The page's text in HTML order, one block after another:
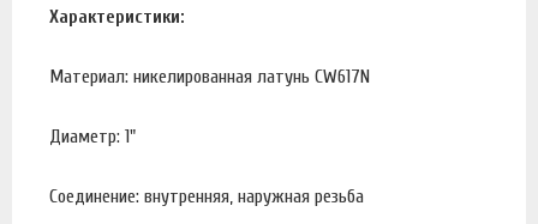
Характеристики:
Материал: никелированная латунь CW617N
Диаметр: 1"
Соединение: внутренняя, наружная резьба